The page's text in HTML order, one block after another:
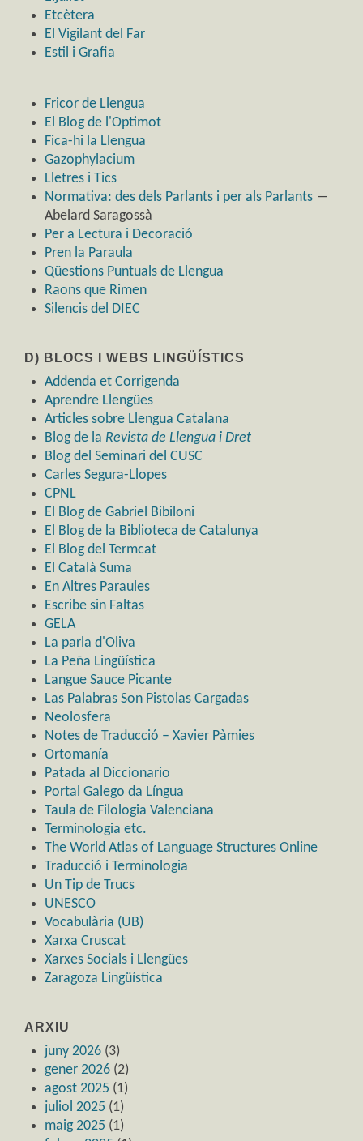
Etcètera
El Vigilant del Far
Estil i Grafia
Fricor de Llengua
El Blog de l'Optimot
Fica-hi la Llengua
Gazophylacium
Lletres i Tics
Normativa: des dels Parlants i per als Parlants ―
Abelard Saragossà
Per a Lectura i Decoració
Pren la Paraula
Qüestions Puntuals de Llengua
Raons que Rimen
Silencis del DIEC
D) BLOCS I WEBS LINGÜÍSTICS
Addenda et Corrigenda
Aprendre Llengües
Articles sobre Llengua Catalana
Blog de la Revista de Llengua i Dret
Blog del Seminari del CUSC
Carles Segura-Llopes
CPNL
El Blog de Gabriel Bibiloni
El Blog de la Biblioteca de Catalunya
El Blog del Termcat
El Català Suma
En Altres Paraules
Escribe sin Faltas
GELA
La parla d'Oliva
La Peña Lingüística
Langue Sauce Picante
Las Palabras Son Pistolas Cargadas
Neolosfera
Notes de Traducció – Xavier Pàmies
Ortomanía
Patada al Diccionario
Portal Galego da Língua
Taula de Filologia Valenciana
Terminologia etc.
The World Atlas of Language Structures Online
Traducció i Terminologia
Un Tip de Trucs
UNESCO
Vocabulària (UB)
Xarxa Cruscat
Xarxes Socials i Llengües
Zaragoza Lingüística
ARXIU
juny 2026 (3)
gener 2026 (2)
agost 2025 (1)
juliol 2025 (1)
maig 2025 (1)